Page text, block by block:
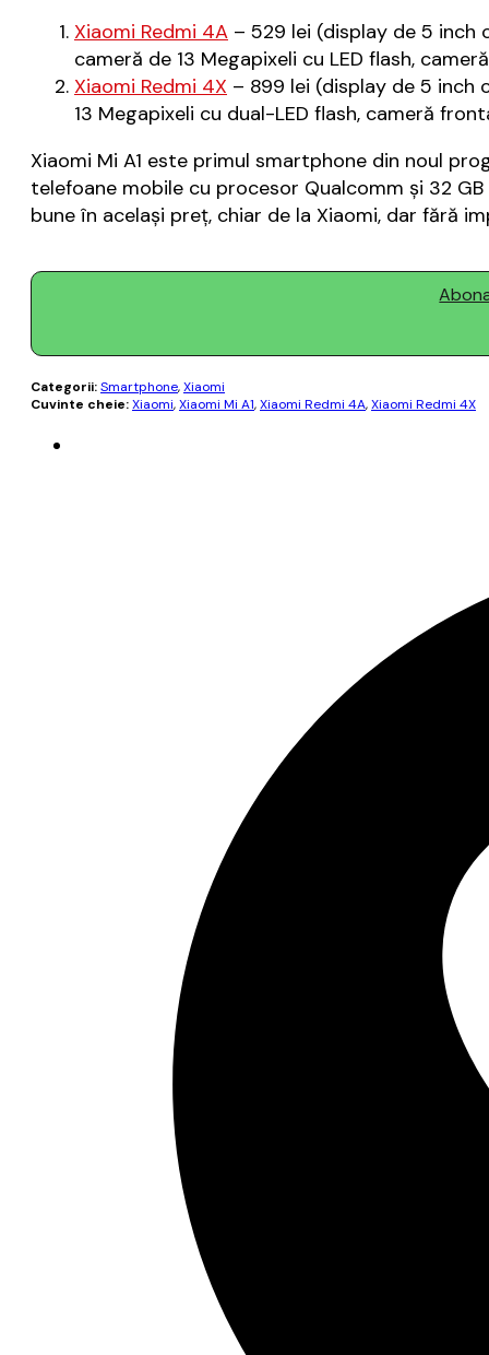
Xiaomi Redmi 4A – 529 lei (display de 5 inch
cameră de 13 Megapixeli cu LED flash,
Xiaomi Redmi 4X – 899 lei (display de 5 inch
13 Megapixeli cu dual-LED flash, cameră
Xiaomi Mi A1 este primul smartphone din noul
telefoane mobile cu procesor Qualcomm și 32
bune în același preț, chiar de la Xiaomi, dar fără
Categorii:Smartphone,Xiaomi
Cuvinte cheie:Xiaomi,Xiaomi Mi A1,Xiaomi Redmi 4A,Xiaomi Redmi 4X